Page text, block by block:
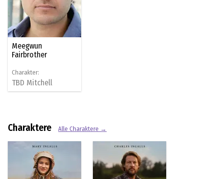
Meegwun
Fairbrother
Charakter:
TBD Mitchell
Charaktere Alle Charaktere →